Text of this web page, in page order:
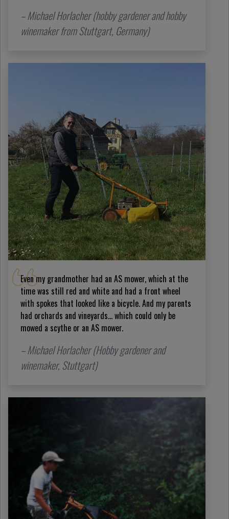
– Michael Horlacher (hobby gardener and hobby
winemaker from Stuttgart, Germany)
Even my grandmother had an AS mower, which at the
time was still red and white and had a front wheel
with spokes that looked like a bicycle. And my parents
had orchards and vineyards... which could only be
mowed a scythe or an AS mower.
– Michael Horlacher (Hobby gardener and
winemaker, Stuttgart)